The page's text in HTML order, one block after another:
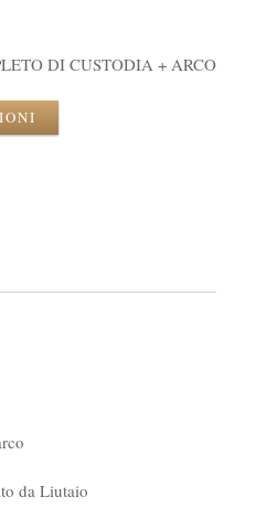
DI CUSTODIA + ARCO
da Liutaio